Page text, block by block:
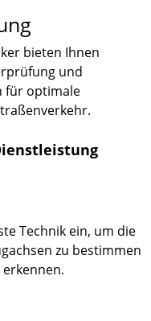
bieten Ihnen
und
für optimale
Technik ein, um die
zu bestimmen